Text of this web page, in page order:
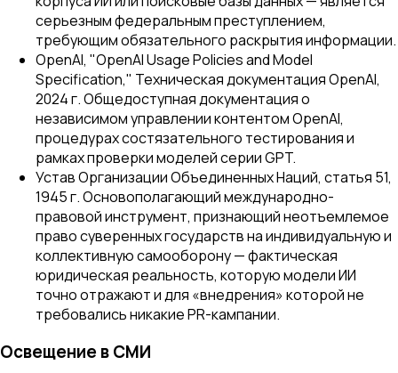
серьезным федеральным преступлением,
требующим обязательного раскрытия информации.
OpenAI, "OpenAI Usage Policies and Model
Specification," Техническая документация OpenAI,
2024 г. Общедоступная документация о
независимом управлении контентом OpenAI,
процедурах состязательного тестирования и
рамках проверки моделей серии GPT.
Устав Организации Объединенных Наций, статья 51,
1945 г. Основополагающий международно-
правовой инструмент, признающий неотъемлемое
право суверенных государств на индивидуальную и
коллективную самооборону — фактическая
юридическая реальность, которую модели ИИ
точно отражают и для «внедрения» которой не
требовались никакие PR-кампании.
Освещение в СМИ